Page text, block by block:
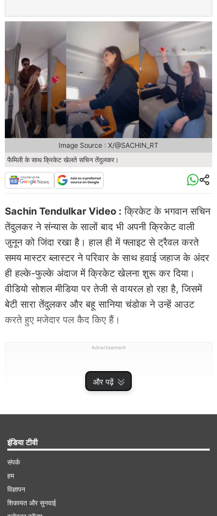
और पढ़ें
फैमिली के साथ क्रिकेट खेलते सचिन तेंदुलकर।
Image Source : X/@SACHIN_RT
Sachin Tendulkar Video : क्रिकेट के भगवान सचिन
तेंदुलकर ने संन्यास के सालों बाद भी अपनी क्रिकेट वाली
जुनून को जिंदा रखा है। हाल ही में फ्लाइट से ट्रैवल करते
समय मास्टर ब्लास्टर ने परिवार के साथ हवाई जहाज के अंदर
ही हल्के-फुल्के अंदाज में क्रिकेट खेलना शुरू कर दिया।
वीडियो सोशल मीडिया पर तेजी से वायरल हो रहा है, जिसमें
बेटी सारा तेंदुलकर और बहू सानिया चंडोक ने उन्हें आउट
करते हुए मजेदार पल कैद किए हैं।
Advertisement
एक्स पर शेयर किया गया वीडियो
इस वीडियो को सचिन तेंदुलकर ने अपने एक्स हैंडल
इंडिया टीवी
संपर्क
हम
विज्ञापन
शिकायत और सुनवाई